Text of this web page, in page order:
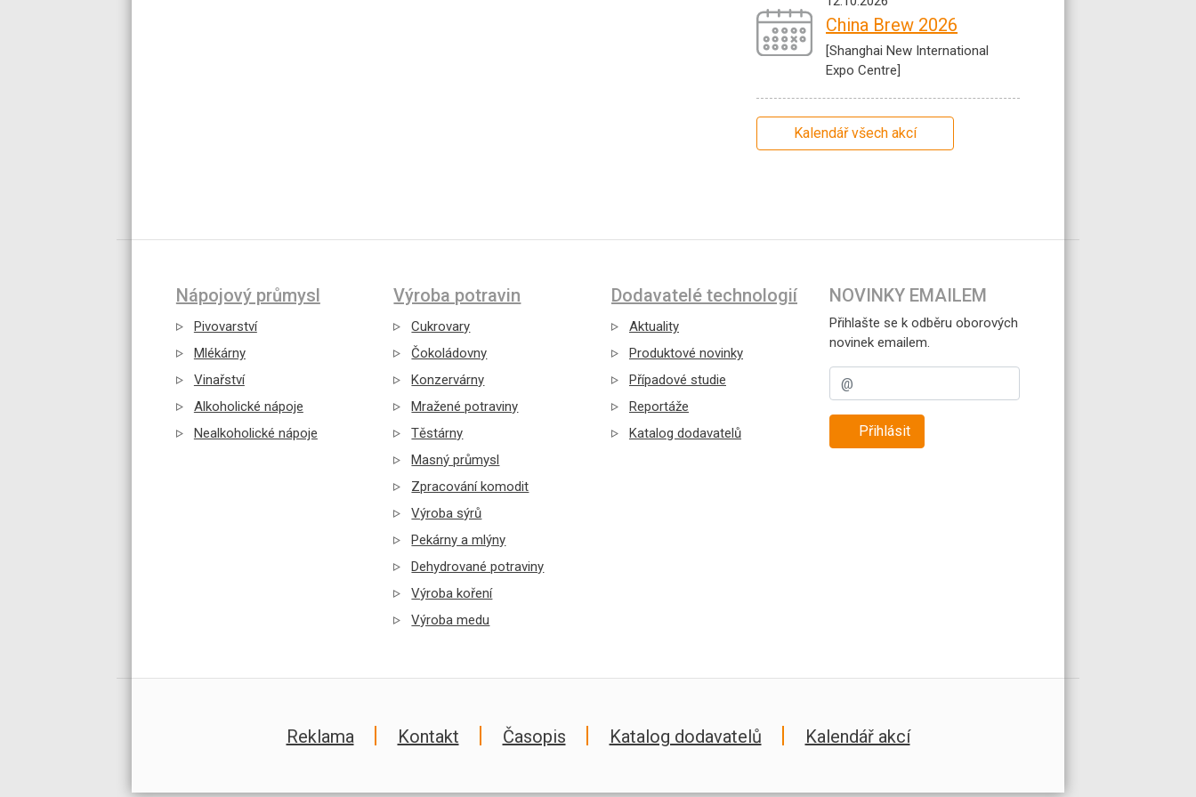
China Brew 2026
[Shanghai New International
Expo Centre]
Kalendář všech akcí
Nápojový průmysl
Pivovarství
Mlékárny
Vinařství
Alkoholické nápoje
Nealkoholické nápoje
Výroba potravin
Cukrovary
Čokoládovny
Konzervárny
Mražené potraviny
Těstárny
Masný průmysl
Zpracování komodit
Výroba sýrů
Pekárny a mlýny
Dehydrované potraviny
Výroba koření
Výroba medu
Dodavatelé technologií
Aktuality
Produktové novinky
Případové studie
Reportáže
Katalog dodavatelů
NOVINKY EMAILEM
Přihlašte se k odběru oborových
novinek emailem.
Přihlásit
Reklama Kontakt Časopis Katalog dodavatelů Kalendář akcí